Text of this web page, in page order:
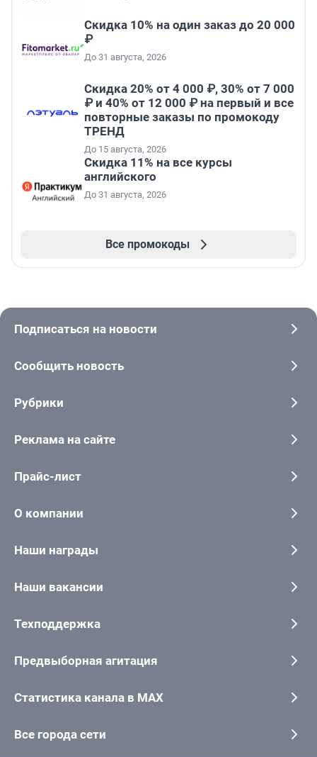
Скидка 10% на один заказ до 20 000
₽
До 31 августа, 2026
Скидка 20% от 4 000 ₽, 30% от 7 000
₽ и 40% от 12 000 ₽ на первый и все
повторные заказы по промокоду
ТРЕНД
До 15 августа, 2026
Скидка 11% на все курсы
английского
До 31 августа, 2026
Все промокоды
Подписаться на новости
Сообщить новость
Рубрики
Реклама на сайте
Прайс-лист
О компании
Наши награды
Наши вакансии
Техподдержка
Предвыборная агитация
Статистика канала в MAX
Все города сети